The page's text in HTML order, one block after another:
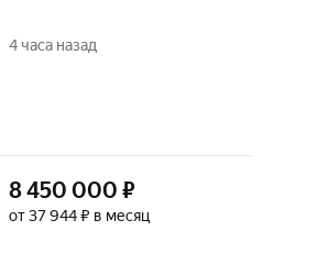
4 часа назад
8 450 000 ₽
от 37 944 ₽ в месяц